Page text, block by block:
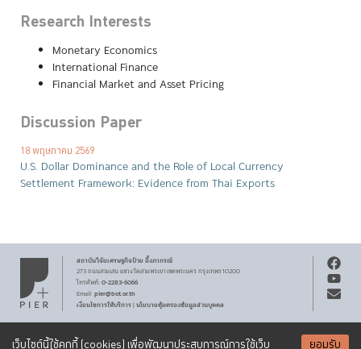
เว็บไซต์นี้ใช้คุกกี้ (cookies) เพื่อพัฒนาประสบการณ์การใช้เว็บ ยอมรับ
Research Interests
Monetary Economics
International Finance
Financial Market and Asset Pricing
Discussion Paper
18 พฤษภาคม 2569
U.S. Dollar Dominance and the Role of Local Currency
Settlement Framework: Evidence from Thai Exports
สถาบันวิจัยเศรษฐกิจป๋วย อึ๊งภากรณ์
273 ถนนสามเสนแขวงวัดสามพระยาเขตพระนครกรุงเทพฯ 10200
โทรศัพท์: 0-2283-6066
Email: pier@bot.or.th
เงื่อนไขการให้บริการ|นโยบายคุ้มครองข้อมูลส่วนบุคคล
เอกสารเผยแพร่ทุกชิ้นสงวนสิทธิ์ภายใต้สัญญาอนุญาตCreative Commons